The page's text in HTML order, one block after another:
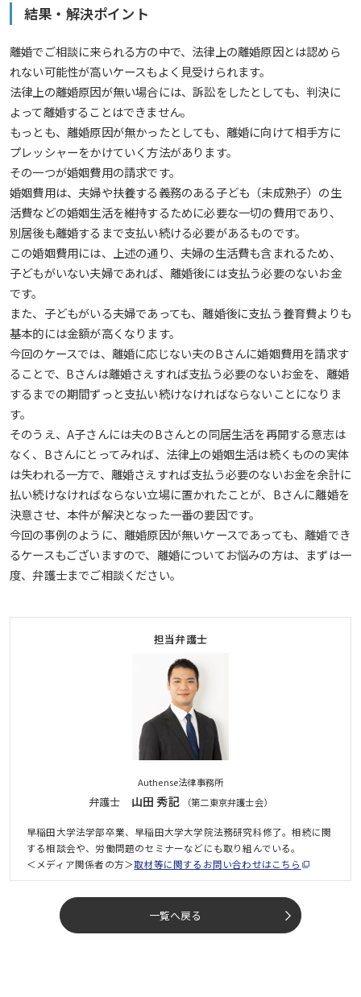
結果・解決ポイント
離婚でご相談に来られる方の中で、法律上の離婚原因とは認めら
れない可能性が高いケースもよく見受けられます。
法律上の離婚原因が無い場合には、訴訟をしたとしても、判決に
よって離婚することはできません。
もっとも、離婚原因が無かったとしても、離婚に向けて相手方に
プレッシャーをかけていく方法があります。
その一つが婚姻費用の請求です。
婚姻費用は、夫婦や扶養する義務のある子ども（未成熟子）の生
活費などの婚姻生活を維持するために必要な一切の費用であり、
別居後も離婚するまで支払い続ける必要があるものです。
この婚姻費用には、上述の通り、夫婦の生活費も含まれるため、
子どもがいない夫婦であれば、離婚後には支払う必要のないお金
です。
また、子どもがいる夫婦であっても、離婚後に支払う養育費よりも
基本的には金額が高くなります。
今回のケースでは、離婚に応じない夫のBさんに婚姻費用を請求す
ることで、Bさんは離婚さえすれば支払う必要のないお金を、離婚
するまでの期間ずっと支払い続けなければならないことになりま
す。
そのうえ、A子さんには夫のBさんとの同居生活を再開する意志は
なく、Bさんにとってみれば、法律上の婚姻生活は続くものの実体
は失われる一方で、離婚さえすれば支払う必要のないお金を余計に
払い続けなければならない立場に置かれたことが、Bさんに離婚を
決意させ、本件が解決となった一番の要因です。
今回の事例のように、離婚原因が無いケースであっても、離婚でき
るケースもございますので、離婚についてお悩みの方は、まずは一
度、弁護士までご相談ください。
担当弁護士
Authense法律事務所
弁護士 山田 秀記 （第二東京弁護士会）
早稲田大学法学部卒業、早稲田大学大学院法務研究科修了。相続に関
する相談会や、労働問題のセミナーなどにも取り組んでいる。
＜メディア関係者の方＞取材等に関するお問い合わせはこちら
一覧へ戻る